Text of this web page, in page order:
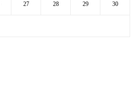
27 28 29 30